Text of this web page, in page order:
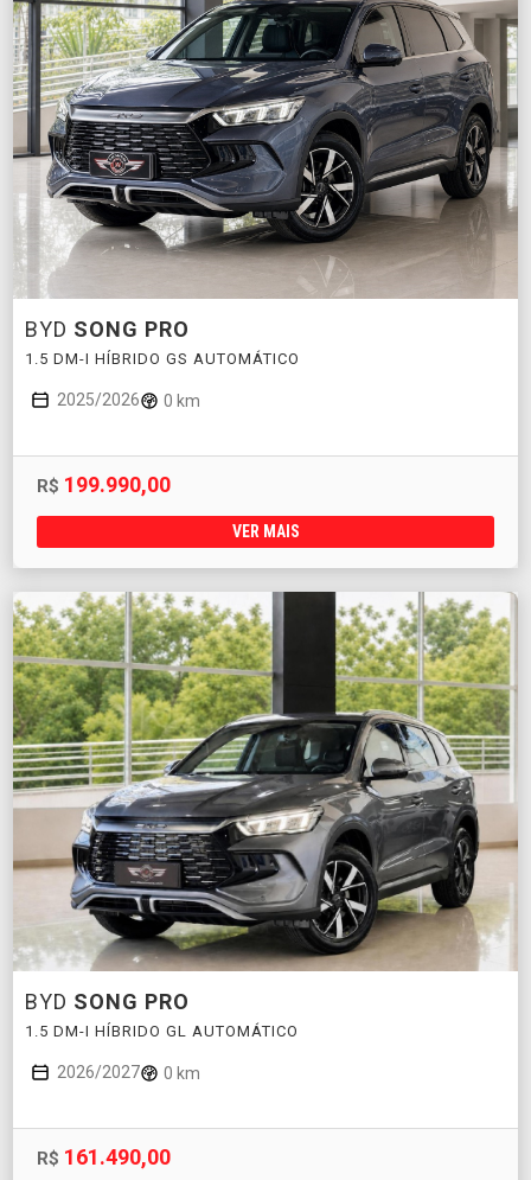
BYD SONG PRO
1.5 DM-I HÍBRIDO GS AUTOMÁTICO
2025/2026 0 km
R$ 199.990,00
VER MAIS
BYD SONG PRO
1.5 DM-I HÍBRIDO GL AUTOMÁTICO
2026/2027 0 km
R$ 161.490,00